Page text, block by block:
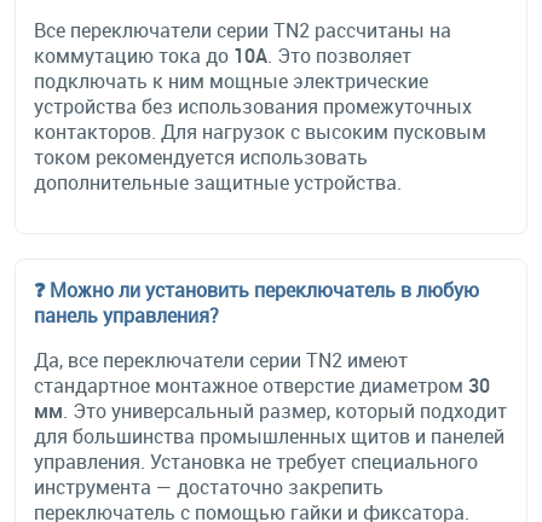
Все переключатели серии TN2 рассчитаны на
коммутацию тока до 10А. Это позволяет
подключать к ним мощные электрические
устройства без использования промежуточных
контакторов. Для нагрузок с высоким пусковым
током рекомендуется использовать
дополнительные защитные устройства.
❓ Можно ли установить переключатель в любую
панель управления?
Да, все переключатели серии TN2 имеют
стандартное монтажное отверстие диаметром 30
мм. Это универсальный размер, который подходит
для большинства промышленных щитов и панелей
управления. Установка не требует специального
инструмента — достаточно закрепить
переключатель с помощью гайки и фиксатора.